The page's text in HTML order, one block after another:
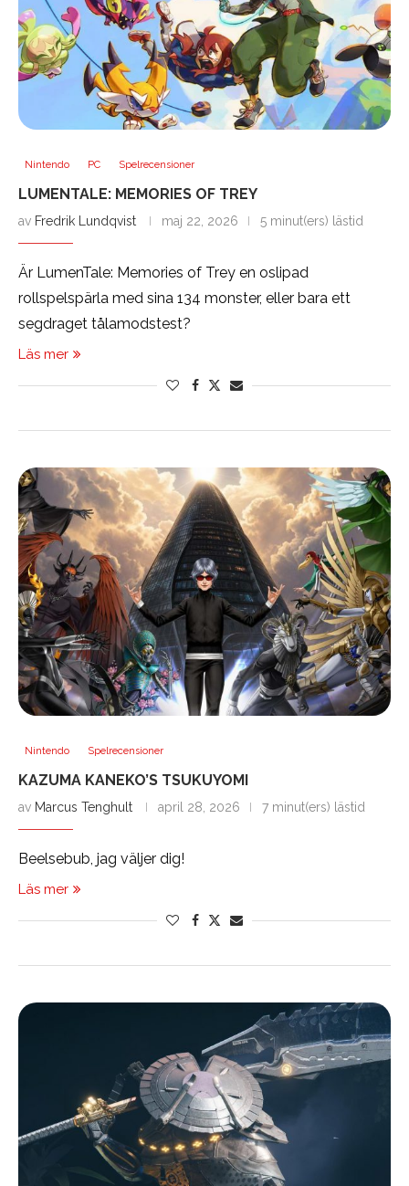
Nintendo PC Spelrecensioner
LUMENTALE: MEMORIES OF TREY
av Fredrik Lundqvist maj 22, 2026 5 minut(ers) lästid
Är LumenTale: Memories of Trey en oslipad
rollspelspärla med sina 134 monster, eller bara ett
segdraget tålamodstest?
Läs mer
Nintendo Spelrecensioner
KAZUMA KANEKO’S TSUKUYOMI
av Marcus Tenghult april 28, 2026 7 minut(ers) lästid
Beelsebub, jag väljer dig!
Läs mer